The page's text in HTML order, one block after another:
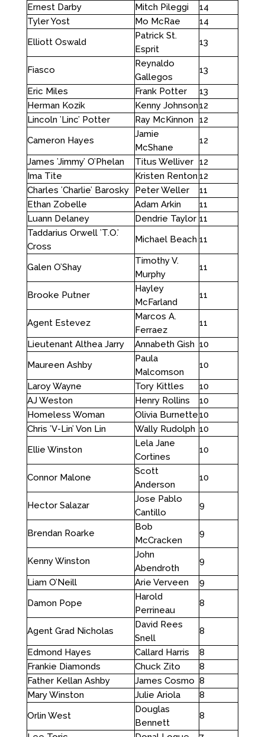
Ernest Darby
Mitch Pileggi
14
Tyler Yost
Mo McRae
14
Elliott Oswald
Patrick St.
Esprit
13
Fiasco
Reynaldo
Gallegos
13
Eric Miles
Frank Potter
13
Herman Kozik
Kenny Johnson12
Lincoln ’Linc’ Potter
Ray McKinnon
12
Cameron Hayes
Jamie
McShane
12
James ’Jimmy’ O’Phelan
Titus Welliver 12
Ima Tite
Kristen Renton 12
Charles ’Charlie’ Barosky
Peter Weller
11
Ethan Zobelle
Adam Arkin
11
Luann Delaney
Dendrie Taylor 11
Taddarius Orwell ’T.O.’
Cross
Michael Beach 11
Galen O’Shay
Timothy V.
Murphy
11
Brooke Putner
Hayley
McFarland
11
Agent Estevez
Marcos A.
Ferraez
11
Lieutenant Althea Jarry
Annabeth Gish 10
Maureen Ashby
Paula
Malcomson
10
Laroy Wayne
Tory Kittles
10
AJ Weston
Henry Rollins
10
Homeless Woman
Olivia Burnette10
Chris ’V-Lin’ Von Lin
Wally Rudolph 10
Ellie Winston
Lela Jane
Cortines
10
Connor Malone
Scott
Anderson
10
Hector Salazar
Jose Pablo
Cantillo
9
Brendan Roarke
Bob
McCracken
9
Kenny Winston
John
Abendroth
9
Liam O’Neill
Arie Verveen
9
Damon Pope
Harold
Perrineau
8
Agent Grad Nicholas
David Rees
Snell
8
Edmond Hayes
Callard Harris
8
Frankie Diamonds
Chuck Zito
8
Father Kellan Ashby
James Cosmo 8
Mary Winston
Julie Ariola
8
Orlin West
Douglas
Bennett
8